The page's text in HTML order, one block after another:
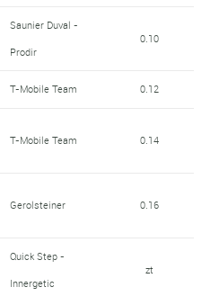
Saunier Duval -
Prodir
0.10
T-Mobile Team 0.12
T-Mobile Team 0.14
Gerolsteiner 0.16
Quick Step -
Innergetic
zt